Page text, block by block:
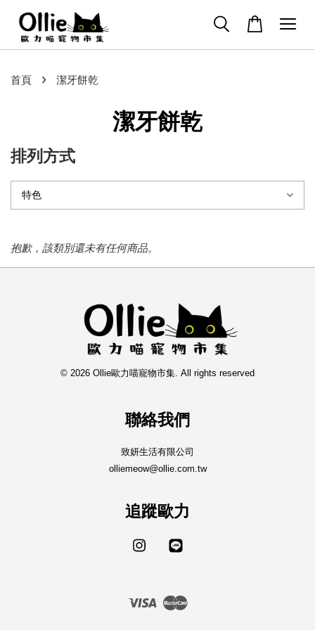
首頁 › 潔牙餅乾
潔牙餅乾
排列方式
抱歉，該類別還未有任何商品。
© 2026 Ollie歐力喵寵物市集. All rights reserved
聯絡我們
致妍生活有限公司
olliemeow@ollie.com.tw
追蹤歐力
Instagram
Visa Master